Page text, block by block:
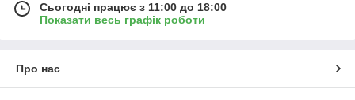
Сьогодні працює з 11:00 до 18:00
Показати весь графік роботи
Про нас